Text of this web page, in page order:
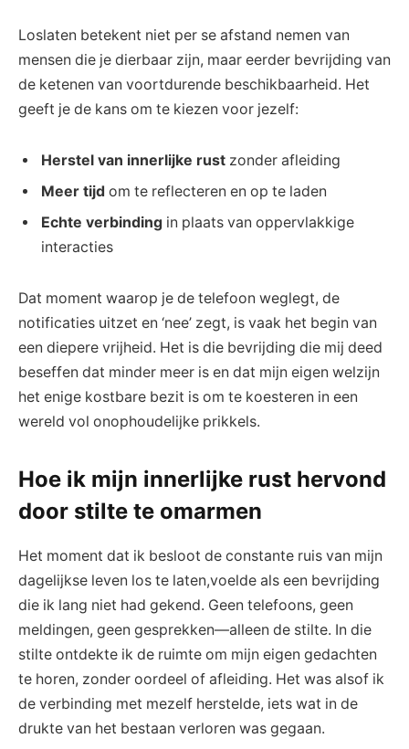
Loslaten betekent niet per se afstand nemen van
mensen die je dierbaar zijn, maar eerder bevrijding van
de ketenen van voortdurende beschikbaarheid. Het
geeft je de kans om te kiezen voor jezelf:
Herstel van innerlijke rust zonder afleiding
Meer tijd om te reflecteren en op te laden
Echte verbinding in plaats van oppervlakkige
interacties
Dat moment waarop je de telefoon weglegt, de
notificaties uitzet en ‘nee’ zegt, is vaak het begin van
een diepere vrijheid. Het is die bevrijding die mij deed
beseffen dat minder meer is en dat mijn eigen welzijn
het enige kostbare bezit is om te koesteren in een
wereld vol onophoudelijke prikkels.
Hoe ik mijn innerlijke rust hervond
door stilte te omarmen
Het moment dat ik besloot de constante ruis van mijn
dagelijkse leven los te laten,voelde als een bevrijding
die ik lang niet had gekend. Geen telefoons, geen
meldingen, geen gesprekken—alleen de stilte. In die
stilte ontdekte ik de ruimte om mijn eigen gedachten
te horen, zonder oordeel of afleiding. Het was alsof ik
de verbinding met mezelf herstelde, iets wat in de
drukte van het bestaan verloren was gegaan.